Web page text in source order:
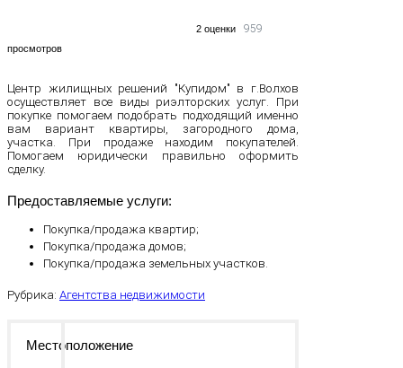
2 оценки 959
просмотров
Центр жилищных решений "Купидом" в г.Волхов
осуществляет все виды риэлторских услуг. При
покупке помогаем подобрать подходящий именно
вам вариант квартиры, загородного дома,
участка. При продаже находим покупателей.
Помогаем юридически правильно оформить
сделку.
Предоставляемые услуги:
Покупка/продажа квартир;
Покупка/продажа домов;
Покупка/продажа земельных участков.
Рубрика: Агентства недвижимости
Местоположение